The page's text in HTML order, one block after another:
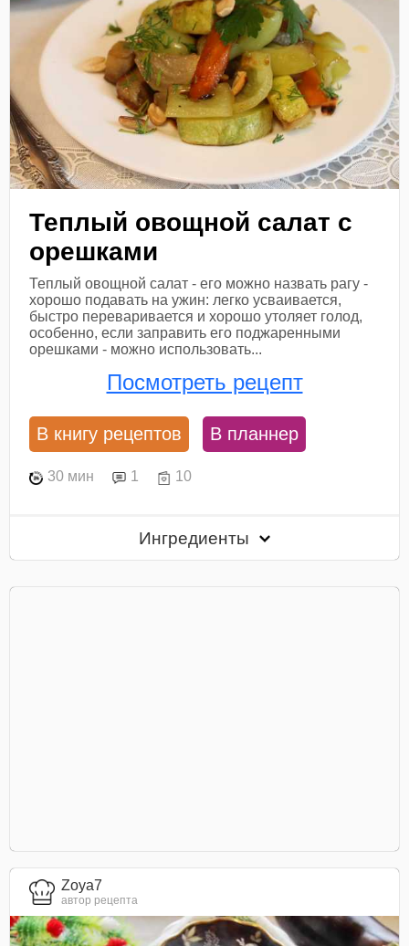
Теплый овощной салат с
орешками
Теплый овощной салат - его можно назвать рагу -
хорошо подавать на ужин: легко усваивается,
быстро переваривается и хорошо утоляет голод,
особенно, если заправить его поджаренными
орешками - можно использовать...
Посмотреть рецепт
В книгу рецептов В планнер
30 мин 1 10
Ингредиенты
Zoya7
автор рецепта